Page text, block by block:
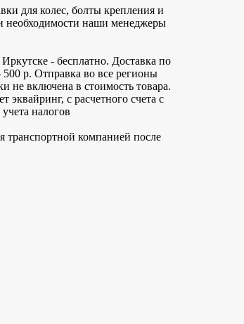
для колес, болты крепления и
необходимости наши менеджеры
- бесплатно. Доставка по
р. Отправка во все регионы
не включена в стоимость товара.
с расчетного счета с
налогов
транспортной компанией после